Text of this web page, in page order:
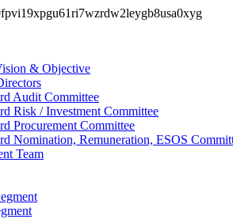
& Objective
Audit Committee
Risk / Investment Committee
Procurement Committee
Nomination, Remuneration, ESOS
Team